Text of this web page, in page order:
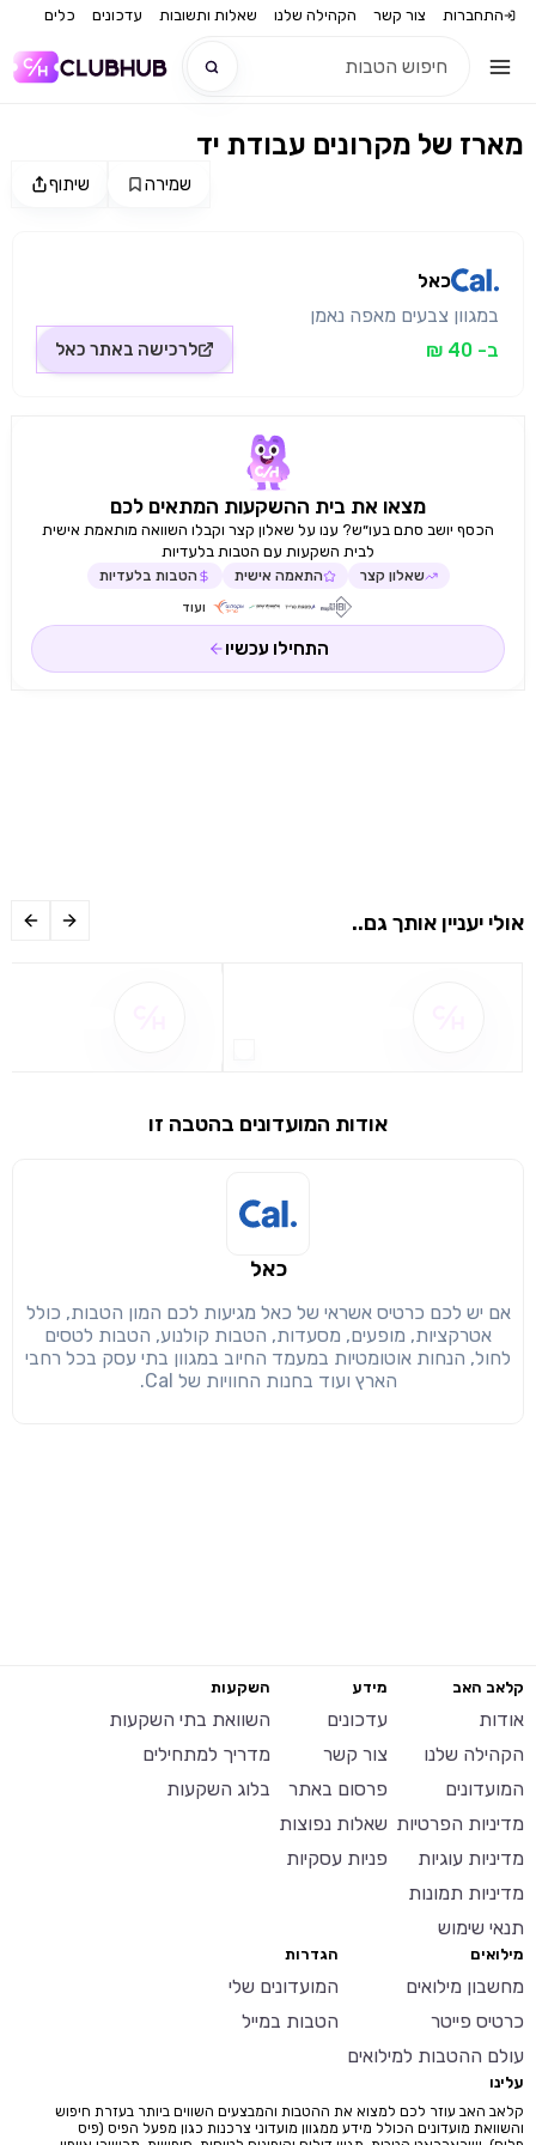
התחברות צור קשר הקהילה שלנו שאלות ותשובות עדכונים כלים
שיתוף
שימו לב!
הבנתי, המשך לאתר
שיתוף שמירה
מארז של מקרונים עבודת יד
כאל
במגוון צבעים מאפה נאמן
ב- 40 ₪
לרכישה באתר כאל
מצאו את בית ההשקעות המתאים לכם
הכסף יושב סתם בעו״ש? ענו על שאלון קצר וקבלו השוואה מותאמת אישית
לבית השקעות עם הטבות בלעדיות
שאלון קצר התאמה אישית הטבות בלעדיות
ועוד
התחילו עכשיו
אולי יעניין אותך גם..
אודות המועדונים בהטבה זו
כאל
אם יש לכם כרטיס אשראי של כאל מגיעות לכם המון הטבות, כולל
אטרקציות, מופעים, מסעדות, הטבות קולנוע, הטבות לטסים
לחול, הנחות אוטומטיות במעמד החיוב במגוון בתי עסק בכל רחבי
הארץ ועוד בחנות החוויות של Cal.
קלאב האב
אודות
הקהילה שלנו
המועדונים
מדיניות הפרטיות
מדיניות עוגיות
מדיניות תמונות
תנאי שימוש
מידע
עדכונים
צור קשר
פרסום באתר
שאלות נפוצות
פניות עסקיות
השקעות
השוואת בתי השקעות
מדריך למתחילים
בלוג השקעות
מילואים
מחשבון מילואים
כרטיס פייטר
עולם ההטבות למילואים
הגדרות
המועדונים שלי
הטבות במייל
עלינו
קלאב האב עוזר לכם למצוא את ההטבות והמבצעים השווים ביותר בעזרת חיפוש
והשוואת מועדונים הכולל מידע ממגוון מועדוני צרכנות כגון מפעל הפיס (פיס